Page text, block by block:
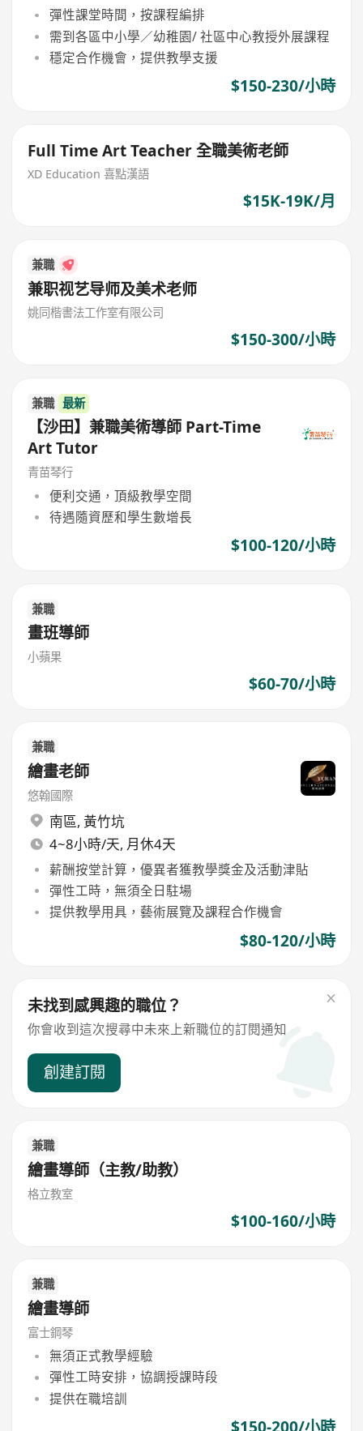
彈性課堂時間，按課程編排
需到各區中小學／幼稚園/ 社區中心教授外展課程
穩定合作機會，提供教學支援
$150-230/小時
Full Time Art Teacher 全職美術老師
XD Education 喜點漢語
$15K-19K/月
兼職
兼职视艺导师及美术老师
姚同楷書法工作室有限公司
$150-300/小時
兼職 最新
【沙田】兼職美術導師 Part-Time
Art Tutor
青苗琴行
便利交通，頂級教學空間
待遇隨資歷和學生數增長
$100-120/小時
兼職
畫班導師
小蘋果
$60-70/小時
兼職
繪畫老師
悠翰國際
南區, 黃竹坑
4~8小時/天, 月休4天
薪酬按堂計算，優異者獲教學獎金及活動津貼
彈性工時，無須全日駐場
提供教學用具，藝術展覽及課程合作機會
$80-120/小時
未找到感興趣的職位？
你會收到這次搜尋中未來上新職位的訂閱通知
創建訂閱
兼職
繪畫導師（主教/助教）
格立教室
$100-160/小時
兼職
繪畫導師
富士鋼琴
無須正式教學經驗
彈性工時安排，協調授課時段
提供在職培訓